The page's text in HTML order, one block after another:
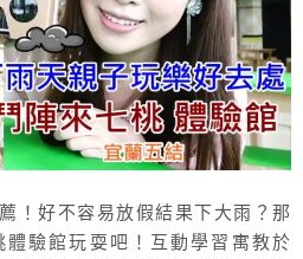
！好不容易放假結果下大雨？那
驗館玩耍吧！互動學習寓教於